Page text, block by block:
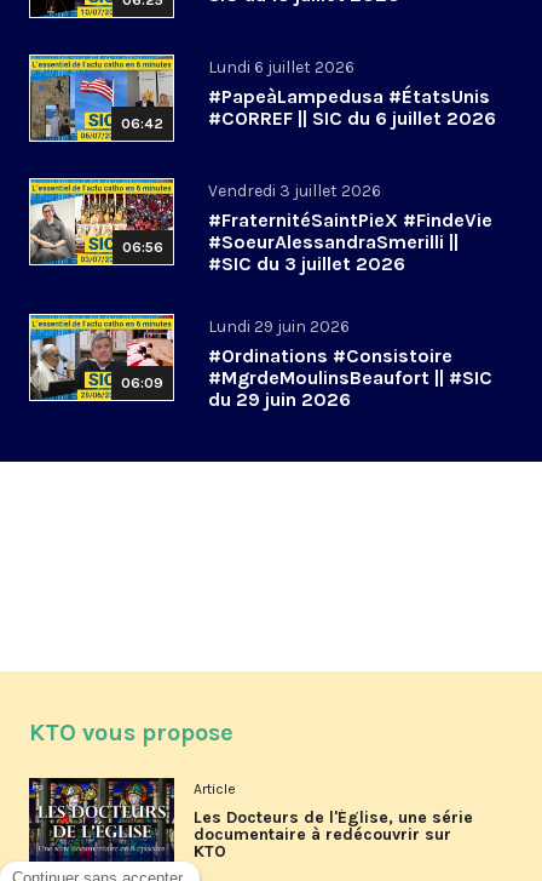
06:42
Lundi 6 juillet 2026
#PapeàLampedusa #ÉtatsUnis
#CORREF || SIC du 6 juillet 2026
06:56
Vendredi 3 juillet 2026
#FraternitéSaintPieX #FindeVie
#SoeurAlessandraSmerilli ||
#SIC du 3 juillet 2026
06:09
Lundi 29 juin 2026
#Ordinations #Consistoire
#MgrdeMoulinsBeaufort || #SIC
du 29 juin 2026
KTO vous propose
Article
Les Docteurs de l'Église, une série
documentaire à redécouvrir sur
KTO